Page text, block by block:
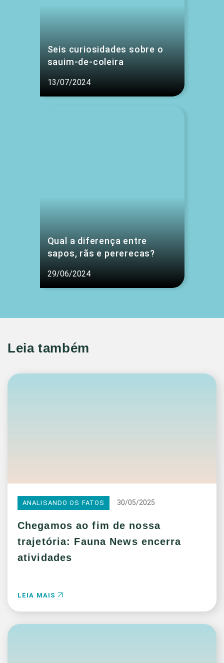
Seis curiosidades sobre o
sauim-de-coleira
13/07/2024
Qual a diferença entre
sapos, rãs e pererecas?
29/06/2024
Leia também
ANALISANDO OS FATOS 30/05/2025
Chegamos ao fim de nossa
trajetória: Fauna News encerra
atividades
LEIA MAIS